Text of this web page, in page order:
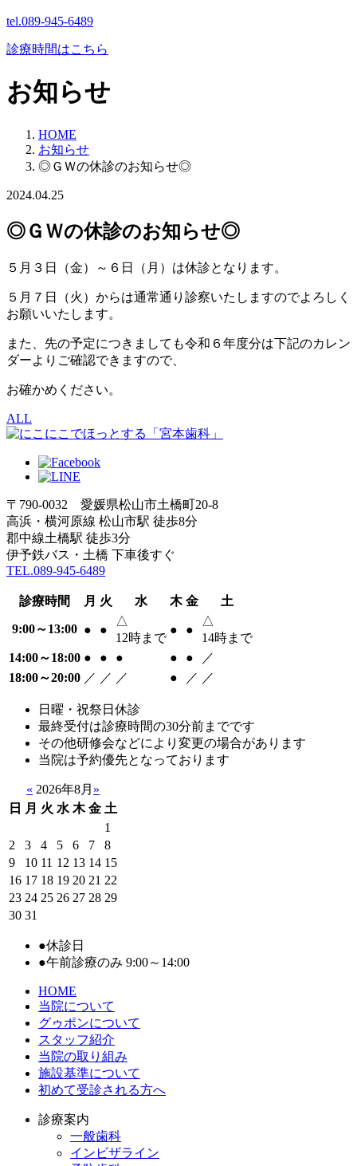
tel.089-945-6489
診療時間はこちら
お知らせ
HOME
お知らせ
◎ＧＷの休診のお知らせ◎
2024.04.25
◎ＧＷの休診のお知らせ◎
５月３日（金）～６日（月）は休診となります。
５月７日（火）からは通常通り診察いたしますのでよろしく
お願いいたします。
また、先の予定につきましても令和６年度分は下記のカレン
ダーよりご確認できますので、
お確かめください。
ALL
〒790-0032 愛媛県松山市土橋町20-8
高浜・横河原線 松山市駅 徒歩8分
郡中線土橋駅 徒歩3分
伊予鉄バス・土橋 下車後すぐ
TEL.089-945-6489
診療時間 月 火 水 木 金 土
9:00～13:00 ● ●
△
12時まで
● ●
△
14時まで
14:00～18:00 ● ● ● ● ●
／
18:00～20:00 ／ ／ ／ ● ／ ／
日曜・祝祭日休診
最終受付は診療時間の30分前までです
その他研修会などにより変更の場合があります
当院は予約優先となっております
« 2026年8月 »
日
月 火 水 木 金 土
1
2
3 4 5 6 7
8
9
10 11 12 13 14 15
16 17 18 19 20 21 22
23 24 25 26 27 28 29
30 31
●休診日
●午前診療のみ 9:00～14:00
HOME
当院について
グゥポンについて
スタッフ紹介
当院の取り組み
施設基準について
初めて受診される方へ
診療案内
一般歯科
インビザライン